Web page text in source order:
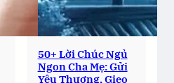
50+ Lời Chúc Ngủ
Ngon Cha Mẹ: Gửi
Yêu Thương, Gieo